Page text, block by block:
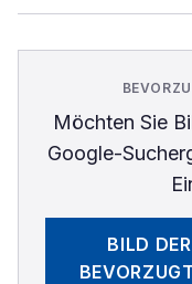
Möchten Sie
Google-
BILD